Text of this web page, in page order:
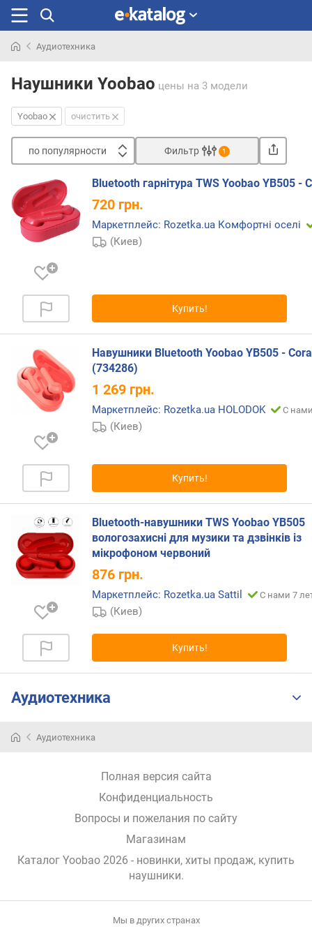
раньше
Аудиотехника
Наушники Yoobao цены на 3 модели
Yoobao очистить
по популярности
п
о
п
у
л
я
н
с
т
и
о
д
ш
ы
х
к
д
о
о
г
и
о
д
р
е
Фильтр 1
Bluetooth гарнітура TWS Yoobao YB505 -
720 грн.
Маркетплейс: Rozetka.ua Комфортні оселі
(Киев)
Купить!
Навушники Bluetooth Yoobao YB505 -
(734286)
1 269 грн.
Маркетплейс: Rozetka.ua HOLODOK С
(Киев)
Купить!
Bluetooth-навушники TWS Yoobao YB505
вологозахисні для музики та дзвінків із
мікрофоном червоний
876 грн.
Маркетплейс: Rozetka.ua Sattil С нами 7
(Киев)
Купить!
Аудиотехника
Аудиотехника
Полная версия сайта
Конфиденциальность
Вопросы и пожелания по сайту
Магазинам
Каталог Yoobao 2026 - новинки, хиты продаж, купить
наушники.
Мы в других странах